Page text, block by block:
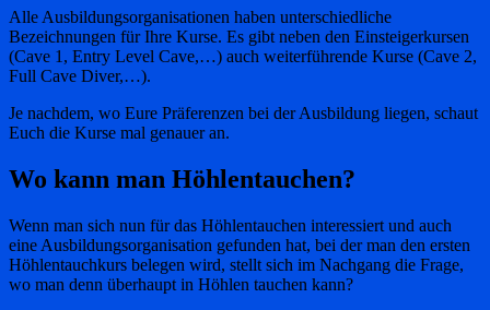
Alle Ausbildungsorganisationen haben unterschiedliche
Bezeichnungen für Ihre Kurse. Es gibt neben den Einsteigerkursen
(Cave 1, Entry Level Cave,…) auch weiterführende Kurse (Cave 2,
Full Cave Diver,…).
Je nachdem, wo Eure Präferenzen bei der Ausbildung liegen, schaut
Euch die Kurse mal genauer an.
Wo kann man Höhlentauchen?
Wenn man sich nun für das Höhlentauchen interessiert und auch
eine Ausbildungsorganisation gefunden hat, bei der man den ersten
Höhlentauchkurs belegen wird, stellt sich im Nachgang die Frage,
wo man denn überhaupt in Höhlen tauchen kann?